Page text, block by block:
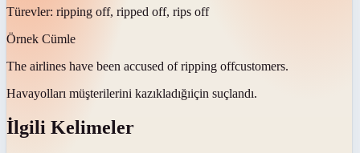
Türevler: ripping off, ripped off, rips off
Örnek Cümle
The airlines have been accused of ripping offcustomers.
Havayolları müşterilerini kazıkladığıiçin suçlandı.
İlgili Kelimeler